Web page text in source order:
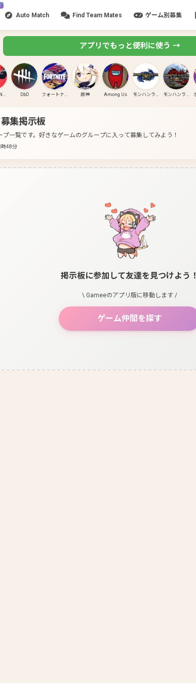
Auto Match Find Team Mates ゲーム別募集
アプリでもっと便利に使う →
VALORANT(PC) DbD フォートナイト 原神 Among Us モンハンライズ モンハンライズ:サンブレイク
集掲示板
一覧です。 好きなゲームのグループに入って募集してみよう！
48分
掲示板に参加して友達を見つけよう！
\ Gameeのアプリ版に移動します /
ゲーム仲間を探す